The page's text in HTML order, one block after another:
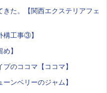
た。【関西エクステリアフェ
構工事③】
】
のココマ【ココマ】
ンベリーのジャム】